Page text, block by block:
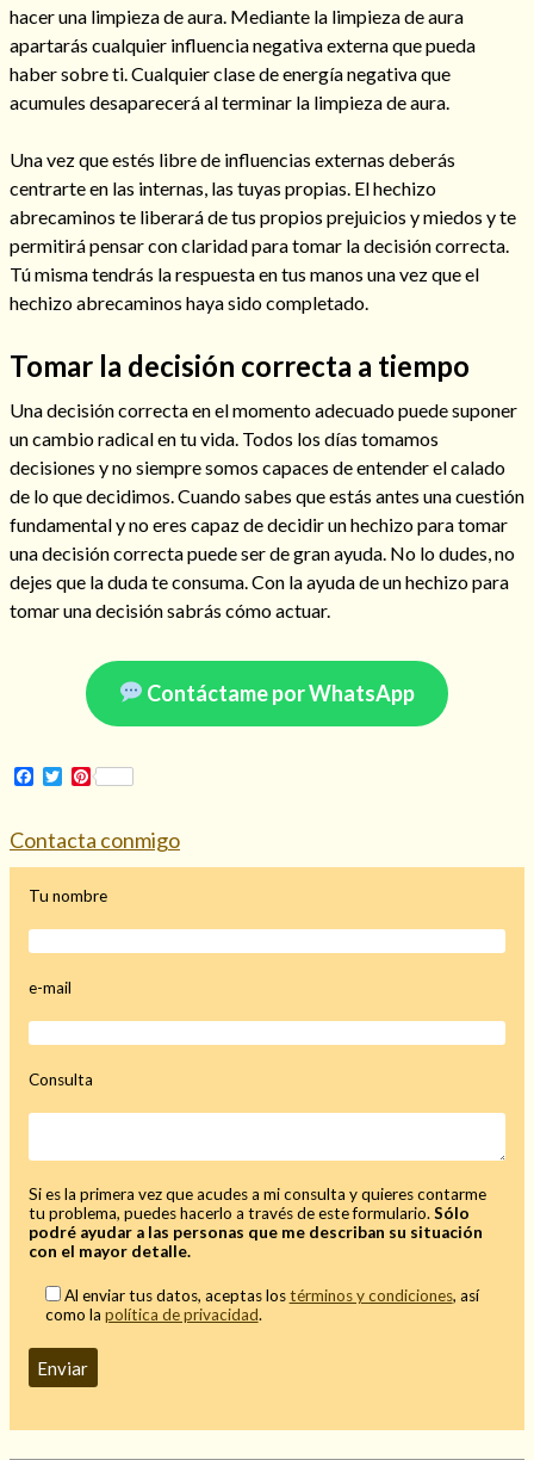
Consulta de tarot online
Hechizo de alejamiento
Tu consulta al tarot
(145)
Cartomancia
(117)
Cómo recuperar a mi ex
Hechizo de amor
Oraciones(3)
Rituales(72)
Tarot online
Mi rincón
Mis libros favoritos
Mi Blog
¿Qué es el tarot?
hacer una limpieza de aura. Mediante la limpieza de aura
apartarás cualquier influencia negativa externa que pueda
haber sobre ti. Cualquier clase de energía negativa que
acumules desaparecerá al terminar la limpieza de aura.
Una vez que estés libre de influencias externas deberás
centrarte en las internas, las tuyas propias. El hechizo
abrecaminos te liberará de tus propios prejuicios y miedos y te
permitirá pensar con claridad para tomar la decisión correcta.
Tú misma tendrás la respuesta en tus manos una vez que el
hechizo abrecaminos haya sido completado.
Tomar la decisión correcta a tiempo
Una decisión correcta en el momento adecuado puede suponer
un cambio radical en tu vida. Todos los días tomamos
decisiones y no siempre somos capaces de entender el calado
de lo que decidimos. Cuando sabes que estás antes una cuestión
fundamental y no eres capaz de decidir un hechizo para tomar
una decisión correcta puede ser de gran ayuda. No lo dudes, no
dejes que la duda te consuma. Con la ayuda de un hechizo para
tomar una decisión sabrás cómo actuar.
Contáctame por WhatsApp
Facebook
TwitterPinterest
Contacta conmigo
Tu nombre
e-mail
Consulta
Si es la primera vez que acudes a mi consulta y quieres contarme
tu problema, puedes hacerlo a través de este formulario.Sólo
podré ayudar a las personas que me describan su situación
con el mayor detalle.
Al enviar tus datos, aceptas lostérminos y condiciones, así
como la política de privacidad.